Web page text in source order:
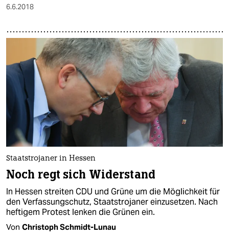
6.6.2018
Staatstrojaner in Hessen
Noch regt sich Widerstand
In Hessen streiten CDU und Grüne um die Möglichkeit für
den Verfassungschutz, Staatstrojaner einzusetzen. Nach
heftigem Protest lenken die Grünen ein.
Von Christoph Schmidt-Lunau